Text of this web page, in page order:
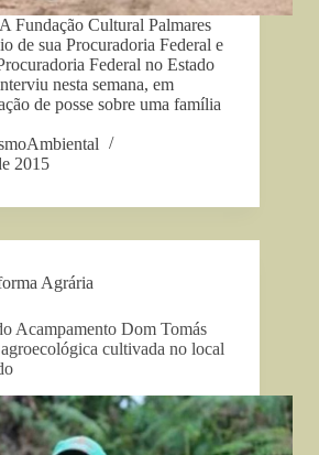
Fundação Cultural Palmares
de sua Procuradoria Federal e
Federal no Estado
nesta semana, em
de posse sobre uma família
2015
Agrária
Acampamento Dom Tomás
cultivada no local